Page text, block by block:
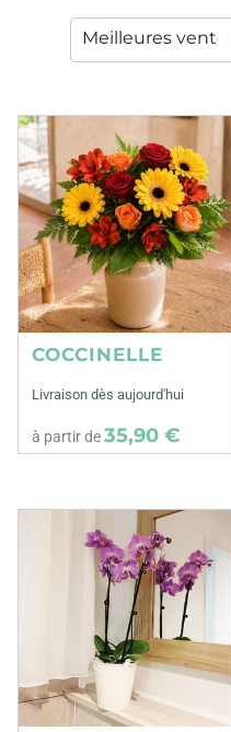
COCCINELLE
Livraison dès aujourd'hui
à partir de35,90 €